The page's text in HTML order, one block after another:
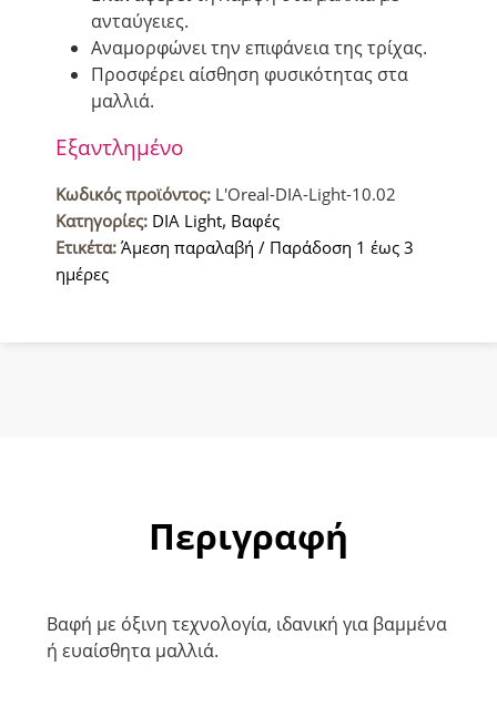
ανταύγειες.
Αναμορφώνει την επιφάνεια της τρίχας.
Προσφέρει αίσθηση φυσικότητας στα
μαλλιά.
Εξαντλημένο
Κωδικός προϊόντος: L'Oreal-DIA-Light-10.02
Κατηγορίες: DIA Light, Βαφές
Ετικέτα: Άμεση παραλαβή / Παράδοση 1 έως 3
ημέρες
Περιγραφή
Βαφή με όξινη τεχνολογία, ιδανική για βαμμένα
ή ευαίσθητα μαλλιά.